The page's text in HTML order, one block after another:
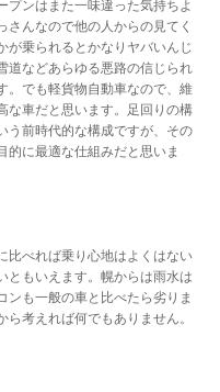
プンはまた一味違った気持ちよ
さんなので他の人からの見てく
が乗られるとかなりヤバいんじ
道などあらゆる悪路の信じられ
。でも軽貨物自動車なので、維
な車だと思います。足回りの構
う前時代的な構成ですが、その
的に最適な仕組みだと思いま
比べれば乗り心地はよくはない
ともいえます。幌からは雨水は
ンも一般の車と比べたら劣りま
考えれば何でもありません。